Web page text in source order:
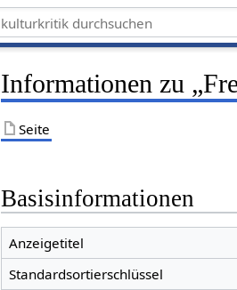
Informationen zu
Seite
Basisinformationen
Anzeigetitel
Standardsortierschlüssel